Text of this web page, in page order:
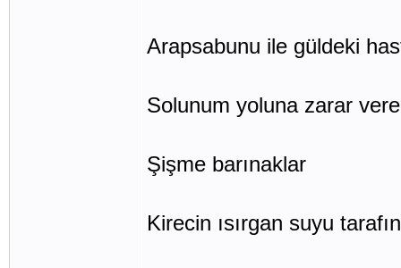
Arapsabunu ile güldeki
Solunum yoluna zarar
Şişme barınaklar
Kirecin ısırgan suyu